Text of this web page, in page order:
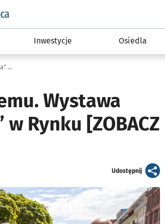
Dla mieszkańca
Inwestycje Osiedla
Tak wyglądał Wrocław 25 lat temu. Wystawa „Wrocław. Powódź Tysiąclecia” w Rynku [ZOBACZ ZDJĘCIA]
Wystawa
Rynku [ZOBACZ
Udostępnijartykuł